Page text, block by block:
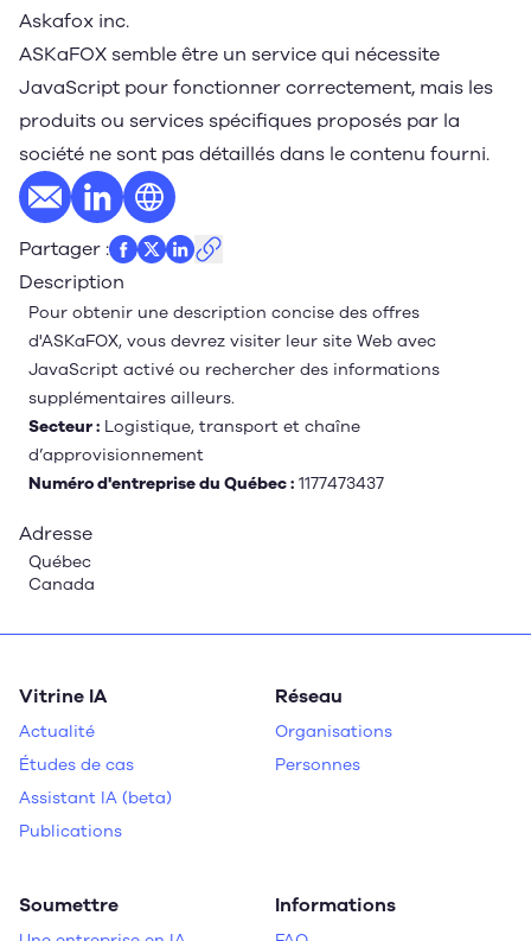
Askafox inc.
ASKaFOX semble être un service qui nécessite
JavaScript pour fonctionner correctement, mais les
produits ou services spécifiques proposés par la
société ne sont pas détaillés dans le contenu fourni.
E-mailProfil LinkedIn
Site web
Partager :
Description
Pour obtenir une description concise des offres
d'ASKaFOX, vous devrez visiter leur site Web avec
JavaScript activé ou rechercher des informations
supplémentaires ailleurs.
Secteur : Logistique, transport et chaîne
d’approvisionnement
Numéro d'entreprise du Québec : 1177473437
Adresse
Québec
Canada
Vitrine IA
Actualité
Études de cas
Assistant IA (beta)
Publications
Réseau
Organisations
Personnes
Soumettre Informations